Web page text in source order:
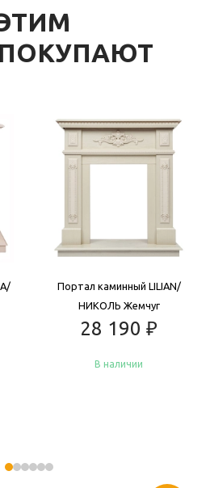
Портал каминный LILIAN/
НИКОЛЬ Жемчуг
28 190 ₽
В наличии